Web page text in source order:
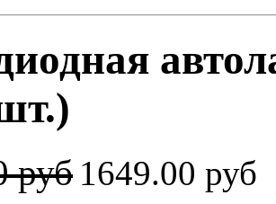
руб 1649.00 руб